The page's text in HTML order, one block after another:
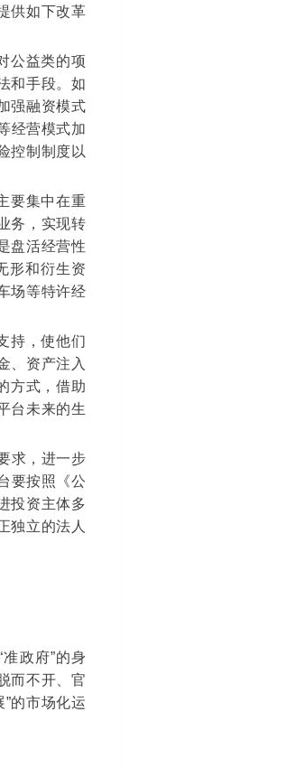
供如下改革
公益类的项
和手段。如
强融资模式
经营模式加
控制制度以
要集中在重
务，实现转
盘活经营性
形和衍生资
场等特许经
持，使他们
、资产注入
方式，借助
台未来的生
求，进一步
要按照《公
投资主体多
独立的法人
政府”的身
而不开、官
的市场化运